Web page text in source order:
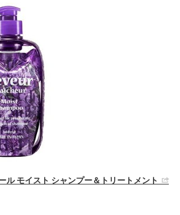
ル モイスト シャンプー＆トリートメント